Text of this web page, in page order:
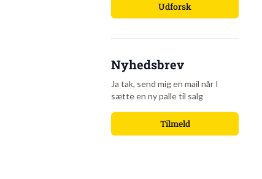
Udforsk
Nyhedsbrev
Ja tak, send mig en mail når I
sætte en ny palle til salg
Tilmeld